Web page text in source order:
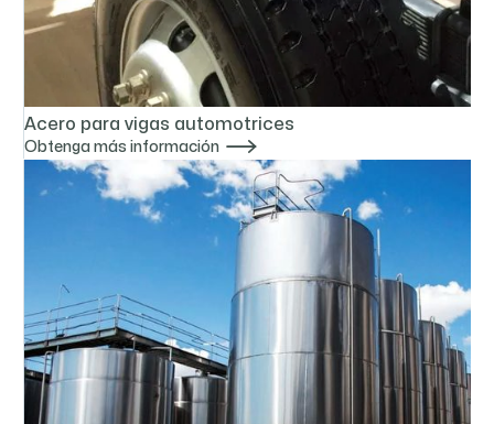
Acero para vigas automotrices
Obtenga más información 